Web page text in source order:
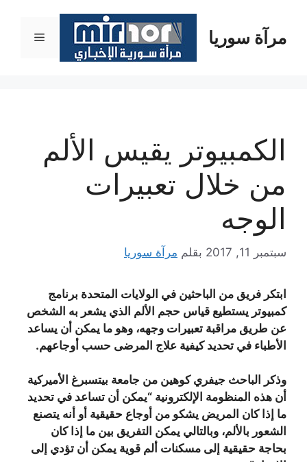
المحتوىمرآة سوريا القائمة
الكمبيوتر يقيس الألم
من خلال تعبيرات
الوجه
سبتمبر 11, 2017 بقلم مرآة سوريا
ابتكر فريق من الباحثين في الولايات المتحدة برنامج
كمبيوتر يستطيع قياس حجم الألم الذي يشعر به الشخص
عن طريق مراقبة تعبيرات وجهه، وهو ما يمكن أن يساعد
الأطباء في تحديد كيفية علاج المرضى حسب أوجاعهم.
وذكر الباحث جيفري كوهين من جامعة بيتسبرغ الأميركية
أن هذه المنظومة الإلكترونية “يمكن أن تساعد في تحديد
ما إذا كان المريض يشكو من أوجاع حقيقية أو أنه يتصنع
الشعور بالألم، وبالتالي يمكن التفريق بين ما إذا كان
بحاجة حقيقية إلى مسكنات ألم قوية يمكن أن تؤدي إلى